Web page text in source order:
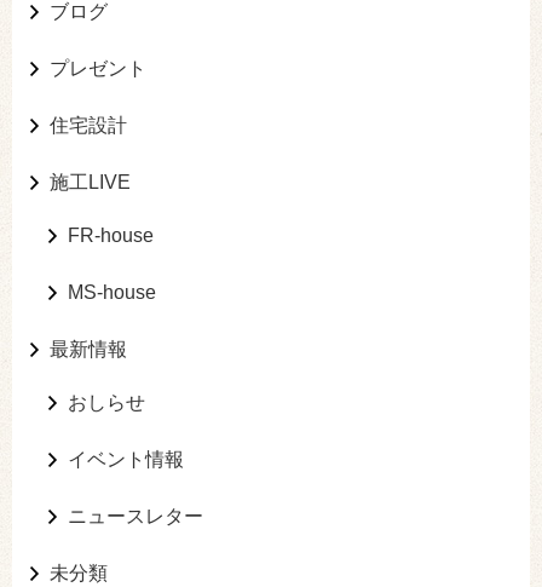
ブログ
プレゼント
住宅設計
施工LIVE
FR-house
MS-house
最新情報
おしらせ
イベント情報
ニュースレター
未分類